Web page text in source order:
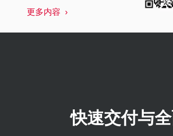
更多内容
快速交付与